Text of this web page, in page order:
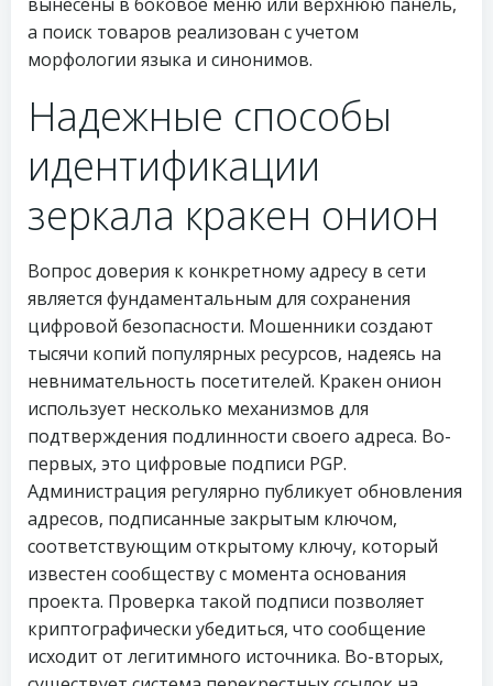
а поиск товаров реализован с учетом
морфологии языка и синонимов.
Надежные способы
идентификации
зеркала кракен онион
Вопрос доверия к конкретному адресу в сети
является фундаментальным для сохранения
цифровой безопасности. Мошенники создают
тысячи копий популярных ресурсов, надеясь на
невнимательность посетителей. Кракен онион
использует несколько механизмов для
подтверждения подлинности своего адреса. Во-
первых, это цифровые подписи PGP.
Администрация регулярно публикует обновления
адресов, подписанные закрытым ключом,
соответствующим открытому ключу, который
известен сообществу с момента основания
проекта. Проверка такой подписи позволяет
криптографически убедиться, что сообщение
исходит от легитимного источника. Во-вторых,